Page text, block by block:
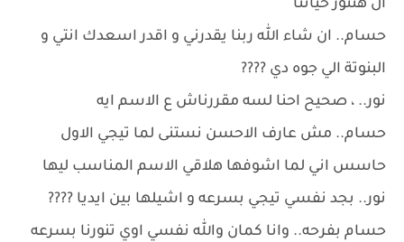
ال هتنور حياتنا
حسام.. ان شاء الله ربنا يقدرني و اقدر اسعدك انتي و
البنوتة الي جوه دي ????
نور.. ، صحيح احنا لسه مقررناش ع الاسم ايه
حسام.. مش عارف الاحسن نستنى لما تيجي الاول
حاسس اني لما اشوفها هلاقي الاسم المناسب ليها
نور.. بجد نفسي تيجي بسرعه و اشيلها بين ايديا ????
حسام بفرحه.. وانا كمان والله نفسي اوي تنورنا بسرعه